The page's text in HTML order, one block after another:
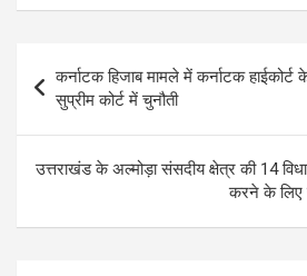
ce
b
o
o
k
tt at
s
A
p
p
ar
e
navigation
कर्नाटक हिजाब मामले में कर्नाटक
सुप्रीम कोर्ट में चुनौती
उत्तराखंड के अल्मोड़ा संसदीय क्षेत्र की 14
करने के लिए